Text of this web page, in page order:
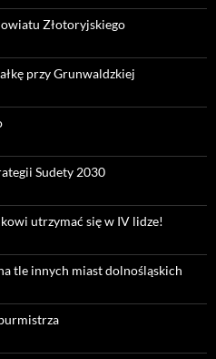
Złotoryjskiego
przy Grunwaldzkiej
Sudety 2030
utrzymać się w IV lidze!
tle innych miast dolnośląskich